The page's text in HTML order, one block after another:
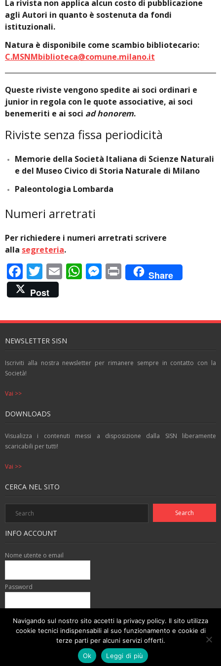
La rivista non applica alcun costo di pubblicazione
agli Autori in quanto è sostenuta da fondi
istituzionali.
Natura è disponibile come scambio bibliotecario:
C.MSNMbiblioteca@comune.milano.it
Queste riviste vengono spedite ai soci ordinari e
junior in regola con le quote associative, ai soci
benemeriti e ai soci ad honorem.
Riviste senza fissa periodicità
Memorie della Società Italiana di Scienze Naturali
e del Museo Civico di Storia Naturale di Milano
Paleontologia Lombarda
Numeri arretrati
Per richiedere i numeri arretrati scrivere
alla segreteria.
F
ac
e
b
o
o
k
T
w
itt
er
E
l
W
s
p
p
M
e
g
er
Pr
in
Share
Post
NEWSLETTER SISN
Iscriviti alla nostra newsletter per rimanere sempre in contatto con la
Società!
Vai >>
DOWNLOADS
Visualizza i contenuti messi a disposizione dalla SISN liberamente
scaricabili per tutti!
Vai >>
CERCA NEL SITO
INFO ACCOUNT
Nome utente o email
Password
Accedi con:
Password dimenticata? Registrazione
Think Up Themes Ltd. Powered by
Navigando sul nostro sito accetti la privacy policy. Il sito utilizza
cookie tecnici indispensabili al suo funzionamento e cookie di
terze parti per alcuni servizi offerti.
Ok
Leggi di più